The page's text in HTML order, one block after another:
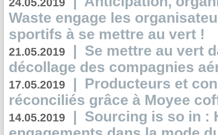
Waste engage les
sportifs à se mettre au vert !
21.05.2019 | Se mettre au vert
décollage des compagnies
17.05.2019 | Producteurs et
réconciliés grâce à Moyee
14.05.2019 | Sourcing is so in :